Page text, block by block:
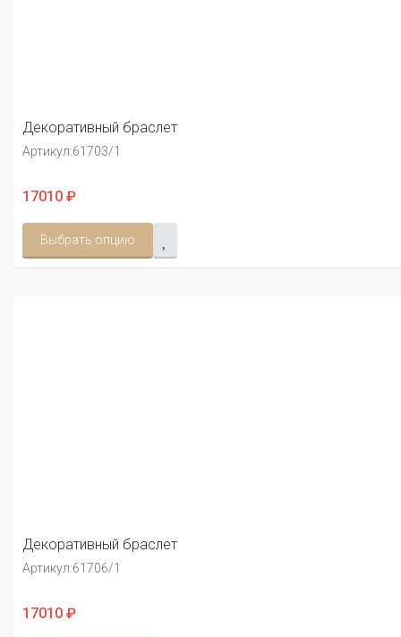
Декоративный браслет
Артикул:61703/1
17010 ₽
Выбрать опцию
Декоративный браслет
Артикул:61706/1
17010 ₽